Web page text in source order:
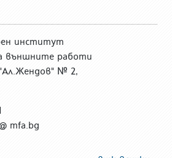
институт
външните работи
"Ал.Жендов" № 2,
mfa.bg